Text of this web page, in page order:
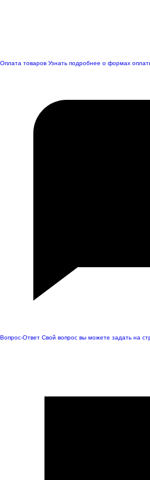
Оплата товаров Узнать подробнее о формах
Вопрос-Ответ Свой вопрос вы можете задать на